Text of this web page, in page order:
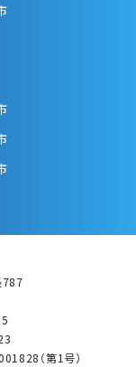
787
（第1号）